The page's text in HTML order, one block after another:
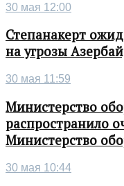
30 мая 12:00
Степанакерт
на угрозы
30 мая 11:59
Министерство
распространило
Министерство
30 мая 10:44